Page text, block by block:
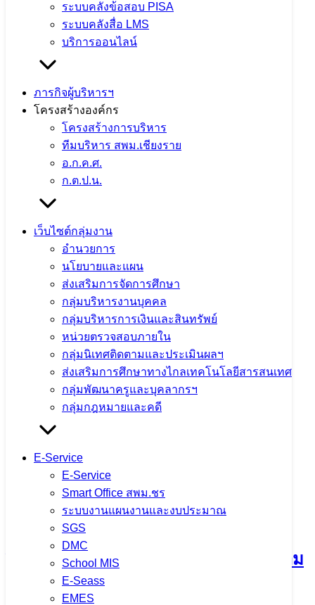
ระบบคลังข้อสอบ PISA
ระบบคลังสื่อ LMS
บริการออนไลน์
ภารกิจผู้บริหารฯ
โครงสร้างองค์กร
โครงสร้างการบริหาร
ทีมบริหาร สพม.เชียงราย
อ.ก.ค.ศ.
ก.ต.ป.น.
เว็บไซต์กลุ่มงาน
อำนวยการ
นโยบายและแผน
ส่งเสริมการจัดการศึกษา
กลุ่มบริหารงานบุคคล
กลุ่มบริหารการเงินและสินทรัพย์
หน่วยตรวจสอบภายใน
กลุ่มนิเทศติดตามและประเมินผลฯ
ส่งเสริมการศึกษาทางไกลเทคโนโลยีสารสนเทศ
กลุ่มพัฒนาครูและบุคลากรฯ
กลุ่มกฎหมายและคดี
E-Service
E-Service
Smart Office สพม.ชร
ระบบงานแผนงานและงบประมาณ
SGS
DMC
School MIS
E-Seass
EMES
SESAOCR
ข่าวประชาสัมพันธ์ สพม.เชียงราย
จำนวนผู้ชม: 1,078
เนื้อหาอื่นๆ
การประชุมคณะกรรมการขับเคลื่อน
การนำเข้าข้อมูล OIT+ ประจำ
ปีงบประมาณ พ.ศ. 2569 มุ่งยกระดับความ
โปร่งใสในการดำเนินงาน